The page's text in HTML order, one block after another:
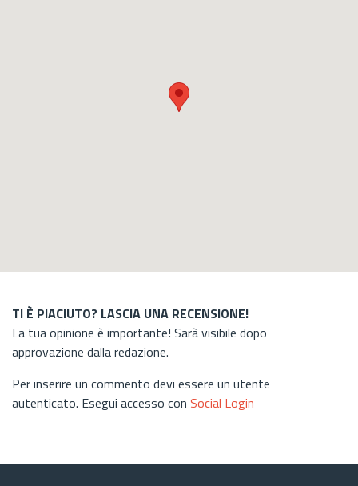
TI È PIACIUTO? LASCIA UNA RECENSIONE!
La tua opinione è importante! Sarà visibile dopo
approvazione dalla redazione.
Per inserire un commento devi essere un utente
autenticato. Esegui accesso con Social Login